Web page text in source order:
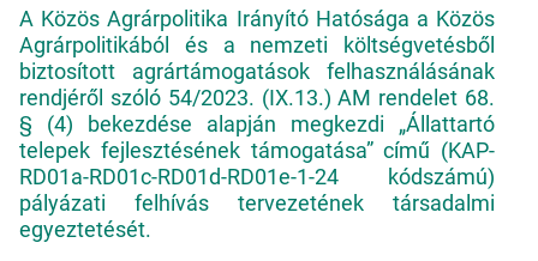
A Közös Agrárpolitika Irányító Hatósága a Közös
Agrárpolitikából és a nemzeti költségvetésből
biztosított agrártámogatások felhasználásának
rendjéről szóló 54/2023. (IX.13.) AM rendelet 68.
§ (4) bekezdése alapján megkezdi „Állattartó
telepek fejlesztésének támogatása” című (KAP-
RD01a-RD01c-RD01d-RD01e-1-24 kódszámú)
pályázati felhívás tervezetének társadalmi
egyeztetését.